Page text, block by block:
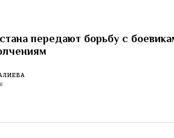
передают борьбу с